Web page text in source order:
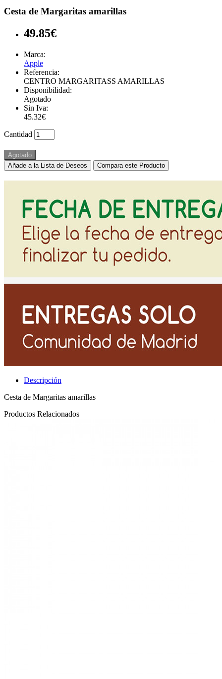
Cesta de Margaritas amarillas
49.85€
Marca:
Apple
Referencia:
CENTRO MARGARITASS AMARILLAS
Disponibilidad:
Agotado
Sin Iva:
45.32€
Cantidad
Agotado
Añade a la Lista de Deseos
Compara este Producto
Descripción
Cesta de Margaritas amarillas
Productos Relacionados